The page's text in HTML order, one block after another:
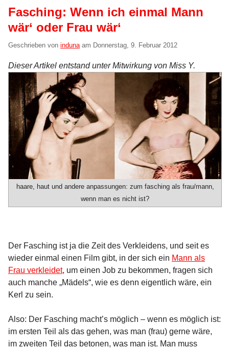
Fasching: Wenn ich einmal Mann
wär‘ oder Frau wär‘
Geschrieben von indunaam Donnerstag, 9. Februar 2012
Dieser Artikel entstand unter Mitwirkung von Miss Y.
haare, haut und andere anpassungen: zum fasching als frau/mann,
wenn man es nicht ist?
Der Fasching ist ja die Zeit des Verkleidens, und seit es
wieder einmal einen Film gibt, in der sich ein Mann als
Frau verkleidet, um einen Job zu bekommen, fragen sich
auch manche „Mädels“, wie es denn eigentlich wäre, ein
Kerl zu sein.
Also: Der Fasching macht’s möglich – wenn es möglich ist:
im ersten Teil als das gehen, was man (frau) gerne wäre,
im zweiten Teil das betonen, was man ist. Man muss